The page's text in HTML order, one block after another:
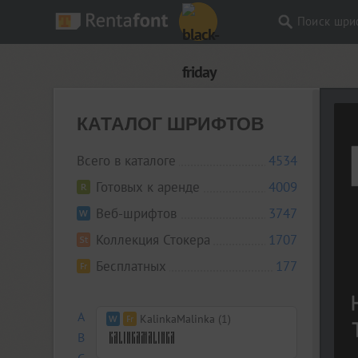
Поиск
КАТАЛОГ ШРИФТОВ
Всего в каталоге
4534
Готовых к аренде
4009
Веб-шрифтов
3747
Коллекция Стокера
1707
Бесплатных
177
A
B
KalinkaMalinka (1)